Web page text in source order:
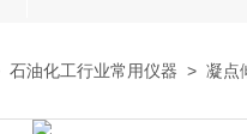
石油化工行业常用仪器 > 凝点